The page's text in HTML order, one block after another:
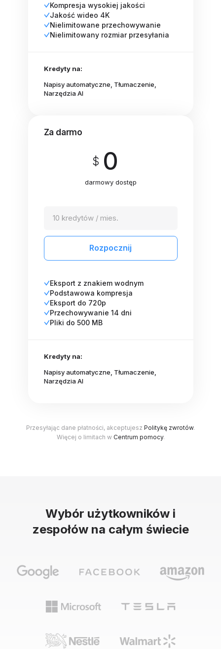
Za darmo
0
darmowy dostęp
10 kredytów / mies.
Rozpocznij
Eksport z znakiem wodnym
Podstawowa kompresja
Eksport do 720p
Przechowywanie 14 dni
Pliki do 500 MB
Kredyty na:
Napisy automatyczne, Tłumaczenie,
Narzędzia AI
Kompresja wysokiej jakości
Jakość wideo 4K
Nielimitowane przechowywanie
Nielimitowany rozmiar przesyłania
Kredyty na:
Napisy automatyczne, Tłumaczenie,
Narzędzia AI
Przesyłając dane płatności, akceptujesz Politykę zwrotów.
Więcej o limitach w Centrum pomocy.
Wybór użytkowników i
zespołów na całym świecie